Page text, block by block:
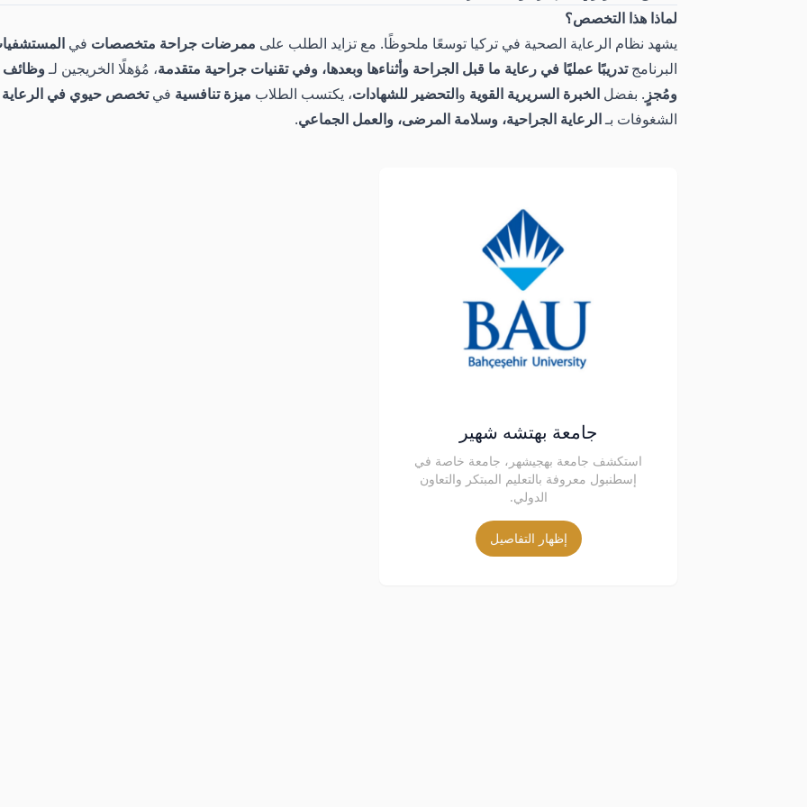
لماذا هذا التخصص؟
يشهد نظام الرعاية الصحية في تركيا توسعًا ملحوظًا. مع تزايد الطلب على ممرضات جراحة متخصصات في
البرنامجتدريبًا عمليًا في رعاية ما قبل الجراحة وأثناءها وبعدها، وفي تقنيات جراحية متقدمة، مُؤهلًا الخريجين لـوظائف
ومُجزٍ. بفضل الخبرة السريرية القوية والتحضير للشهادات، يكتسب الطلاب ميزة تنافسية فيتخصص حيوي في الرعاية
الشغوفات بـالرعاية الجراحية، وسلامة المرضى، والعمل الجماعي.
جامعة بهتشه شهير
استكشف جامعة بهجيشهر، جامعة خاصة في
إسطنبول معروفة بالتعليم المبتكر والتعاون
الدولي.
إظهار التفاصيل